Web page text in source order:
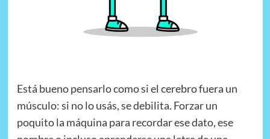
Está bueno pensarlo como si el cerebro fuera un
músculo: si no lo usás, se debilita. Forzar un
poquito la máquina para recordar ese dato, ese